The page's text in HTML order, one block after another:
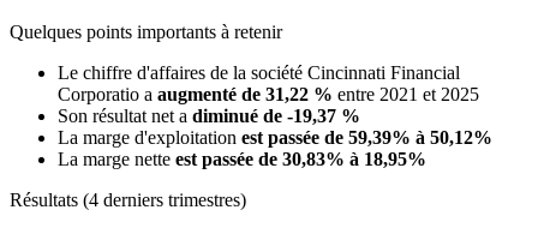
Quelques points importants à retenir
Le chiffre d'affaires de la société Cincinnati Financial
Corporatio a augmenté de 31,22 % entre 2021 et 2025
Son résultat net a diminué de -19,37 %
La marge d'exploitation est passée de 59,39% à 50,12%
La marge nette est passée de 30,83% à 18,95%
Résultats (4 derniers trimestres)